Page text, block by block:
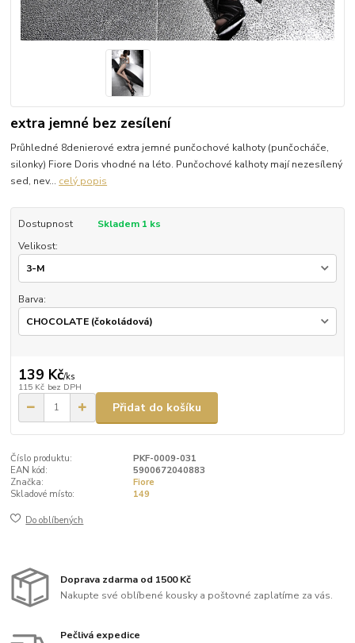
extra jemné bez zesílení
Průhledné 8denierové extra jemné punčochové kalhoty (punčocháče,
silonky) Fiore Doris vhodné na léto. Punčochové kalhoty mají nezesílený
sed, nev... celý popis
Dostupnost
Skladem 1 ks
Velikost:
Barva:
139 Kč/ks
115 Kč bez DPH
Přidat do košíku
Číslo produktu:
PKF-0009-031
EAN kód:
5900672040883
Značka:
Fiore
Skladové místo:
149
Do oblíbených
Doprava zdarma od 1500 Kč
Nakupte své oblíbené kousky a poštovné zaplatíme za vás.
Pečlivá expedice